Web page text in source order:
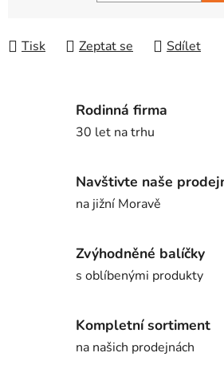
Tisk Zeptat se Sdílet
Rodinná firma
30 let na trhu
Navštivte naše
na jižní Moravě
Zvýhodněné balíčky
s oblíbenými produkty
Kompletní sortiment
na našich prodejnách